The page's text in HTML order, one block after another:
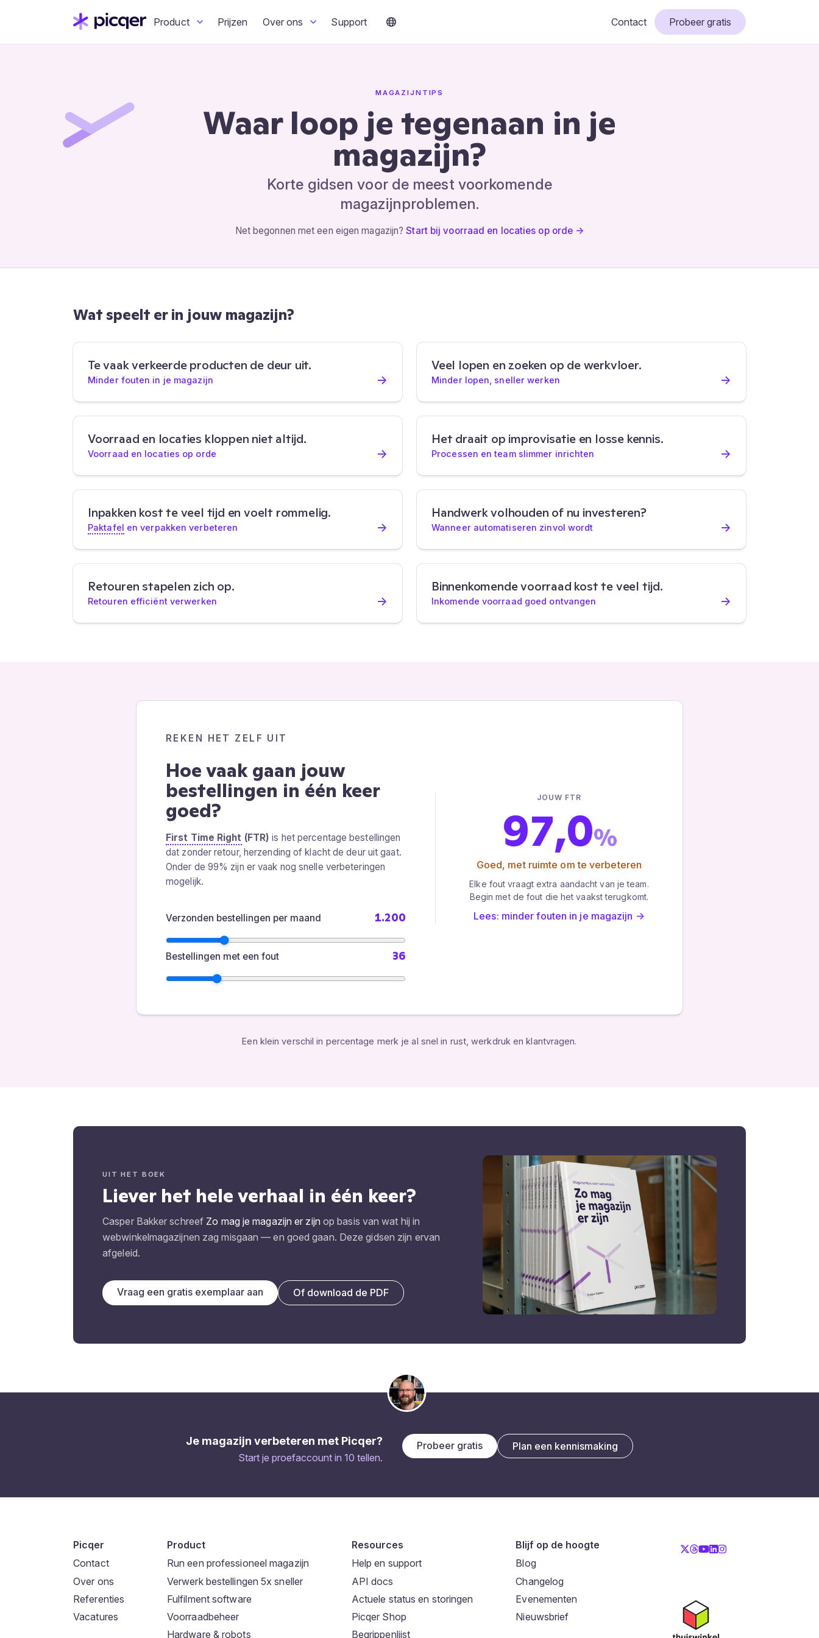
Product Prijzen Over ons Support Contact Probeer gratis
MAGAZIJNTIPS
Waar loop je tegenaan in je
magazijn?
Korte gidsen voor de meest voorkomende
magazijnproblemen.
Net begonnen met een eigen magazijn?Start bij voorraad en locaties op orde →
Wat speelt er in jouw magazijn?
Te vaak verkeerde producten de deur uit.
Minder fouten in je magazijn →
Veel lopen en zoeken op de werkvloer.
Minder lopen, sneller werken →
Voorraad en locaties kloppen niet altijd.
Voorraad en locaties op orde →
Het draait op improvisatie en losse kennis.
Processen en team slimmer inrichten →
Inpakken kost te veel tijd en voelt rommelig.
Paktafel en verpakken verbeteren →
Handwerk volhouden of nu investeren?
Wanneer automatiseren zinvol wordt →
Retouren stapelen zich op.
Retouren efficiënt verwerken →
Binnenkomende voorraad kost te veel tijd.
Inkomende voorraad goed ontvangen →
REKEN HET ZELF UIT
Hoe vaak gaan jouw
bestellingen in één keer
goed?
First Time Right (FTR) is het percentage bestellingen
dat zonder retour, herzending of klacht de deur uit gaat.
Onder de 99% zijn er vaak nog snelle verbeteringen
mogelijk.
Verzonden bestellingen per maand 1.200
Bestellingen met een fout 36
JOUW FTR
97,0%
Goed, met ruimte om te verbeteren
Elke fout vraagt extra aandacht van je team.
Begin met de fout die het vaakst terugkomt.
Lees: minder fouten in je magazijn →
Een klein verschil in percentage merk je al snel in rust, werkdruk en klantvragen.
UIT HET BOEK
Liever het hele verhaal in één keer?
Casper Bakker schreef Zo mag je magazijn er zijn op basis van wat hij in
webwinkelmagazijnen zag misgaan — en goed gaan. Deze gidsen zijn ervan
afgeleid.
Vraag een gratis exemplaar aan Of download de PDF
Je magazijn verbeteren met Picqer?
Start je proefaccount in 10 tellen.
Probeer gratis Plan een kennismaking
Picqer
Contact
Over ons
Referenties
Vacatures
Product
Run een professioneel magazijn
Verwerk bestellingen 5x sneller
Fulfilment software
Voorraadbeheer
Hardware & robots
Resources
Help en support
API docs
Actuele status en storingen
Picqer Shop
Begrippenlijst
Blijf op de hoogte
Blog
Changelog
Evenementen
Nieuwsbrief